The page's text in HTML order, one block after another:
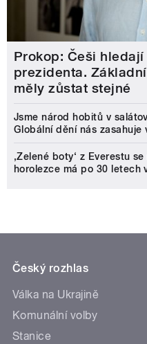
Prokop: Češi
prezidenta.
měly zůstat stejné
Jsme národ hobitů v
Globální dění nás
‚Zelené boty‘ z Everestu
horolezce má po 30 letech
Český rozhlas
Válka na Ukrajině
Komunální volby
Stanice